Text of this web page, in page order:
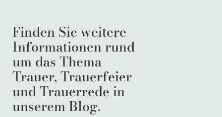
Finden Sie weitere
Informationen rund
um das Thema
Trauer, Trauerfeier
und Trauerrede in
unserem Blog.